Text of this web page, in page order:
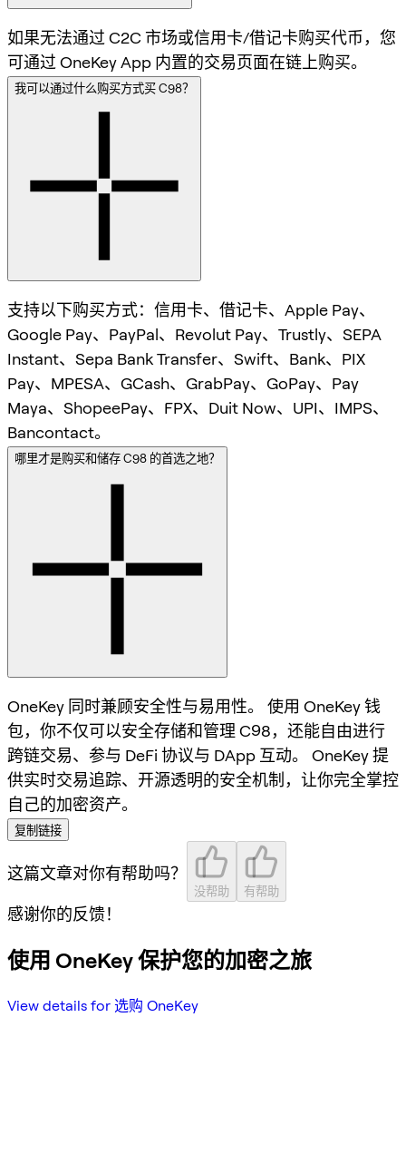
如果无法通过 C2C 市场或信用卡/借记卡购买代币，您
可通过 OneKey App 内置的交易页面在链上购买。
我可以通过什么购买方式买 C98？
支持以下购买方式：信用卡、借记卡、Apple Pay、
Google Pay、PayPal、Revolut Pay、Trustly、SEPA
Instant、Sepa Bank Transfer、Swift、Bank、PIX
Pay、MPESA、GCash、GrabPay、GoPay、Pay
Maya、ShopeePay、FPX、Duit Now、UPI、IMPS、
Bancontact。
哪里才是购买和储存 C98 的首选之地？
OneKey 同时兼顾安全性与易用性。 使用 OneKey 钱
包，你不仅可以安全存储和管理 C98，还能自由进行
跨链交易、参与 DeFi 协议与 DApp 互动。 OneKey 提
供实时交易追踪、开源透明的安全机制，让你完全掌控
自己的加密资产。
复制链接
这篇文章对你有帮助吗？
没帮助 有帮助
感谢你的反馈！
使用 OneKey 保护您的加密之旅
View details for 选购 OneKey